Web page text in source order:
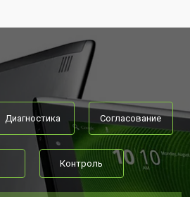
Диагностика Согласование
Контроль